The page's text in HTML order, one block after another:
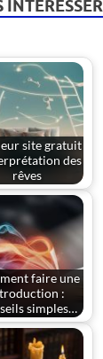
site gratuit
des
rêves
faire une
:
simples…